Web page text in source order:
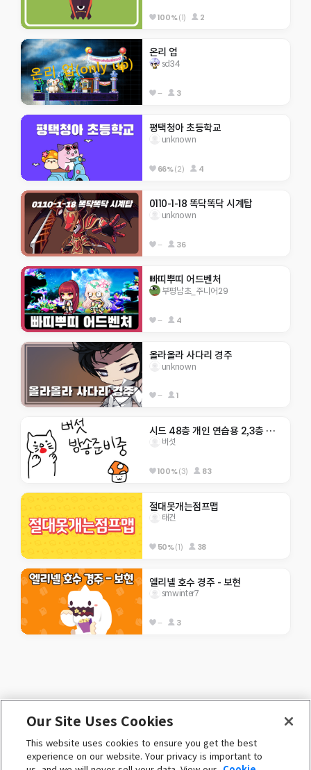
100%(1) 2
온리 업
sd34
-- 3
평택청아 초등학교
unknown
66%(2) 4
0110-1-18 똑닥똑닥 시계탑
unknown
-- 36
빠띠뿌띠 어드벤처
부평남초_주니어29
-- 4
올라올라 사다리 경주
unknown
-- 1
시드 48층 개인 연습용 2,3층 텔포O
버섯
100%(3) 83
절대못개는점프맵
태건
50%(1) 38
엘리넬 호수 경주 - 보현
smwinter7
-- 3
ⓒ Nexon Korea Corp. & Toben Studio Inc.
Our Site Uses Cookies
This website uses cookies to ensure you get the best
experience on our website. Your privacy is important to